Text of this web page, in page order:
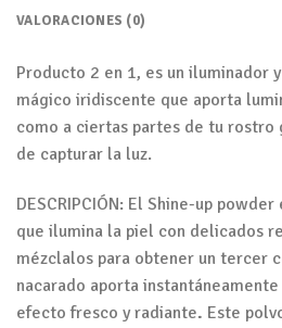
VALORACIONES (0)
Producto 2 en 1, es un iluminador
mágico iridiscente que aporta
como a ciertas partes de tu rostro
de capturar la luz.
DESCRIPCIÓN: El Shine-up
que ilumina la piel con delicados
mézclalos para obtener un tercer
nacarado aporta
efecto fresco y radiante. Este